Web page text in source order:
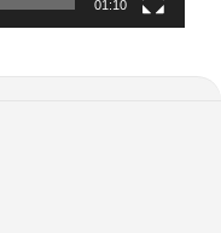
01:10